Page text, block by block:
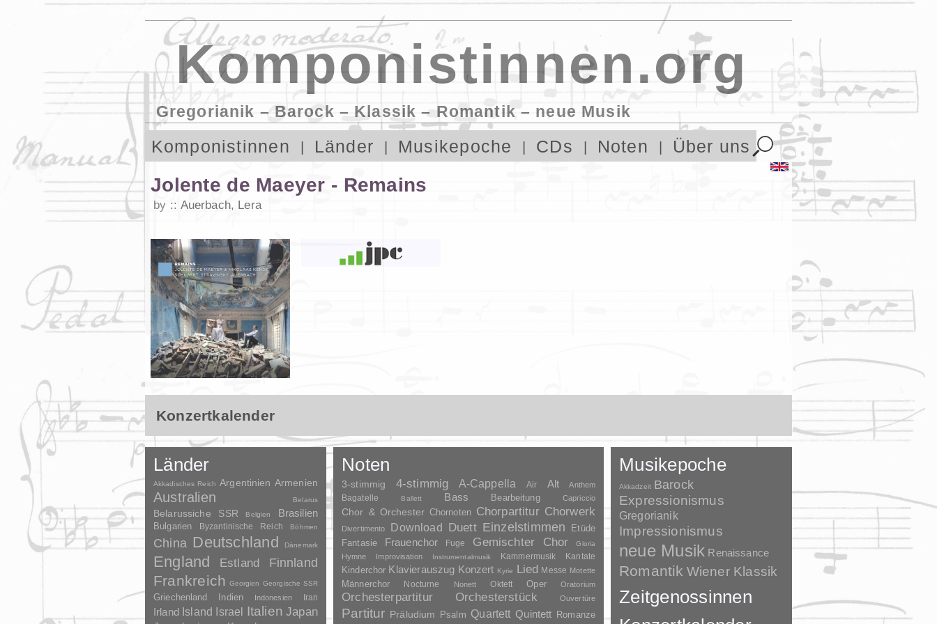
Komponistinnen.org
Gregorianik – Barock – Klassik – Romantik – neue Musik
Komponistinnen Länder Musikepoche CDs Noten Über uns
Jolente de Maeyer - Remains
by Auerbach, Lera
Konzertkalender
Länder
Akkadisches Reich Argentinien Armenien
Australien Belarus
Belarussiche SSR Belgien Brasilien
Bulgarien Byzantinische Reich Böhmen
China Deutschland Dänemark
England Estland Finnland
Frankreich Georgien Georgische SSR
Griechenland Indien Indonesien Iran
Irland Island Israel Italien Japan
Noten
3-stimmig 4-stimmig A-Cappella Air Alt Anthem
Bagatelle Ballett Bass Bearbeitung Capriccio
Chor & Orchester Chornoten Chorpartitur Chorwerk
Divertimento Download Duett Einzelstimmen Etüde
Fantasie Frauenchor Fuge Gemischter Chor Gloria
Hymne Improvisation Instrumentalmusik Kammermusik Kantate
Kinderchor Klavierauszug Konzert Kyrie Lied Messe Motette
Männerchor Nocturne Nonett Oktett Oper Oratorium
Orchesterpartitur Orchesterstück Ouvertüre
Partitur Präludium Psalm Quartett Quintett Romanze
Musikepoche
Akkadzeit Barock
Expressionismus
Gregorianik
Impressionismus
neue Musik Renaissance
Romantik Wiener Klassik
Zeitgenossinnen